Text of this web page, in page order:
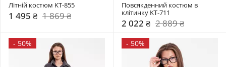
Літній костюм KT-855
1 495 ₴ 1 869 ₴
Повсякденний костюм в
клітинку KT-711
2 022 ₴ 2 889 ₴
- 50% - 50%